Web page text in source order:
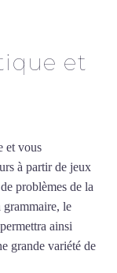
et
et vous
à partir de jeux
problèmes de la
le
ainsi
grande variété de